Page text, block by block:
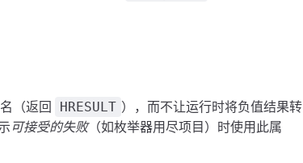
（返回 HRESULT ），而不让运行时将负值结果转
可接受的失败（如枚举器用尽项目）时使用此属